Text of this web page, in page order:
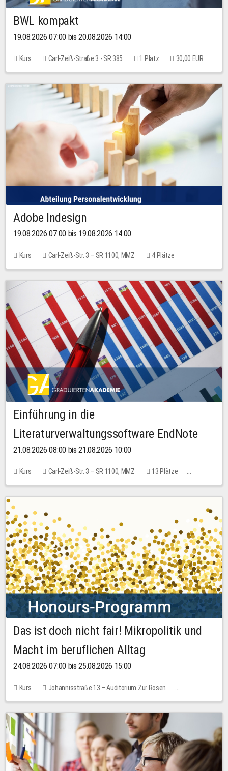
BWL kompakt
19.08.2026 07:00 bis 20.08.2026 14:00
Kurs Carl-Zeiß-Straße 3 - SR 385 1 Platz 30,00 EUR
Adobe Indesign
19.08.2026 07:00 bis 19.08.2026 14:00
Kurs Carl-Zeiß-Str. 3 – SR 1100, MMZ 4 Plätze
Einführung in die
Literaturverwaltungssoftware EndNote
21.08.2026 08:00 bis 21.08.2026 10:00
Kurs Carl-Zeiß-Str. 3 – SR 1100, MMZ
13 Plätze
10,00 EUR
Das ist doch nicht fair! Mikropolitik und
Macht im beruflichen Alltag
24.08.2026 07:00 bis 25.08.2026 15:00
Kurs
Johannisstraße 13 – Auditorium Zur Rosen
Keine freien Plätze